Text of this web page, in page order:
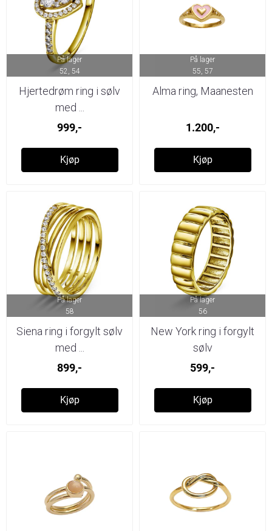
På lager
52, 54
Hjertedrøm ring i sølv
med ...
999,-
Kjøp
På lager
55, 57
Alma ring, Maanesten
1.200,-
Kjøp
På lager
58
Siena ring i forgylt sølv
med ...
899,-
Kjøp
På lager
56
New York ring i forgylt
sølv
599,-
Kjøp